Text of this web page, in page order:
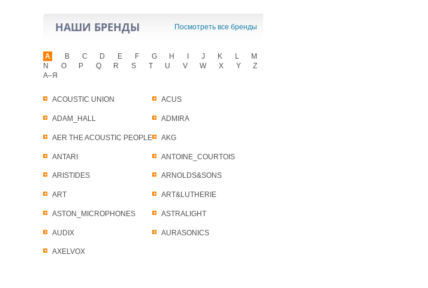
НАШИ БРЕНДЫ Посмотреть все бренды
A
ACOUSTIC UNION ACUS
ADAM_HALL ADMIRA
AER THE ACOUSTIC PEOPLE AKG
ANTARI ANTOINE_COURTOIS
ARISTIDES ARNOLDS&SONS
ART ART&LUTHERIE
ASTON_MICROPHONES ASTRALIGHT
AUDIX AURASONICS
AXELVOX
B C D E F G H J K L
M
N
O P Q R S T U V W X Y
Z
А–Я